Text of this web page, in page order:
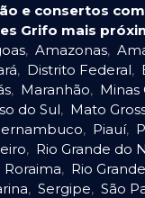
e consertos
Grifo mais
, Amazonas,
, Distrito Federal,
, Maranhão, Minas
do Sul, Mato
, Piauí,
, Rio Grande do
Roraima, Rio
, Sergipe, São